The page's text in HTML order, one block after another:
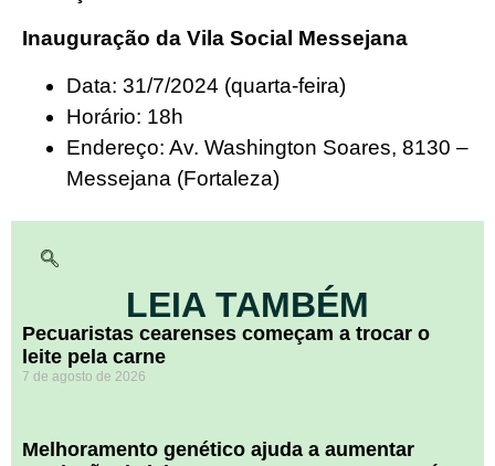
Inauguração da Vila Social Messejana
Data: 31/7/2024 (quarta-feira)
Horário: 18h
Endereço: Av. Washington Soares, 8130 –
Messejana (Fortaleza)
LEIA TAMBÉM
Pecuaristas cearenses começam a trocar o
leite pela carne
7 de agosto de 2026
Melhoramento genético ajuda a aumentar